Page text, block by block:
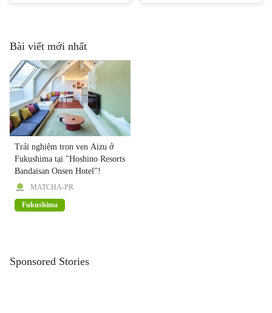
Bài viết mới nhất
Trải nghiệm trọn vẹn Aizu ở
Fukushima tại "Hoshino Resorts
Bandaisan Onsen Hotel"!
MATCHA-PR
Fukushima
Sponsored Stories